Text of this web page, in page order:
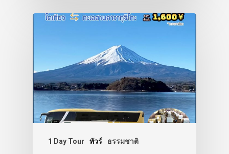
1 Day Tour ทัวร์ ธรรมชาติ
เดินทาง
ทัวร์
ที่พัก
สาระน่ารู้
VIDEO
ภาพประทับใจ